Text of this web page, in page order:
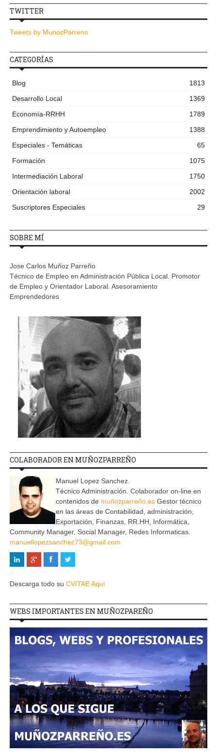
TWITTER
Tweets by MunozParreno
CATEGORÍAS
Blog
1813
Desarrollo Local
1369
Economía-RRHH
1789
Emprendimiento y Autoempleo
1388
Especiales - Temáticas
65
Formación
1075
Intermediación Laboral
1750
Orientación laboral
2002
Suscriptores Especiales
29
SOBRE MÍ
Jose Carlos Muñoz Parreño
Técnico de Empleo en Administración Pública Local. Promotor
de Empleo y Orientador Laboral. Asesoramiento
Emprendedores
COLABORADOR EN MUÑOZPARREÑO
Manuel Lopez Sanchez.
Técnico Administración. Colaborador on-line en
contenidos de muñozparreño.es Gestor técnico
en las áreas de Contabilidad, administración,
Exportación, Finanzas, RR.HH, Informática,
Community Manager, Social Manager, Redes Informaticas.
manuellopezsanchez73@gmail.com
Descarga todo su CVITAE Aquí
WEBS IMPORTANTES EN MUÑOZPAREÑO